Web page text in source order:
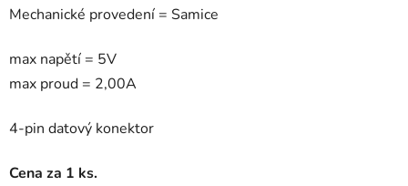
Mechanické provedení = Samice
max napětí = 5V
max proud = 2,00A
4-pin datový konektor
Cena za 1 ks.